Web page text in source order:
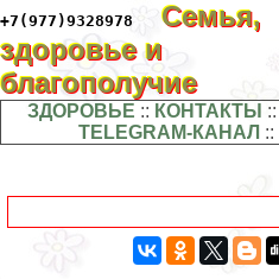
+7(977)9328978
Семья,
здоровье и
благополучие
ЗДОРОВЬЕ :: КОНТАКТЫ ::
TELEGRAM-КАНАЛ ::